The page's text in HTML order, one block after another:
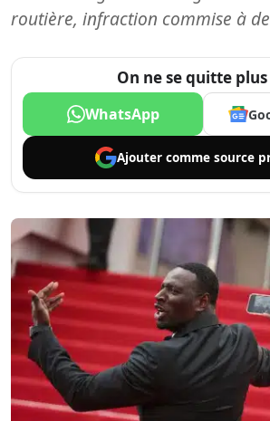
routière, infraction commise à
On ne se quitte
WhatsApp
Ajouter comme source